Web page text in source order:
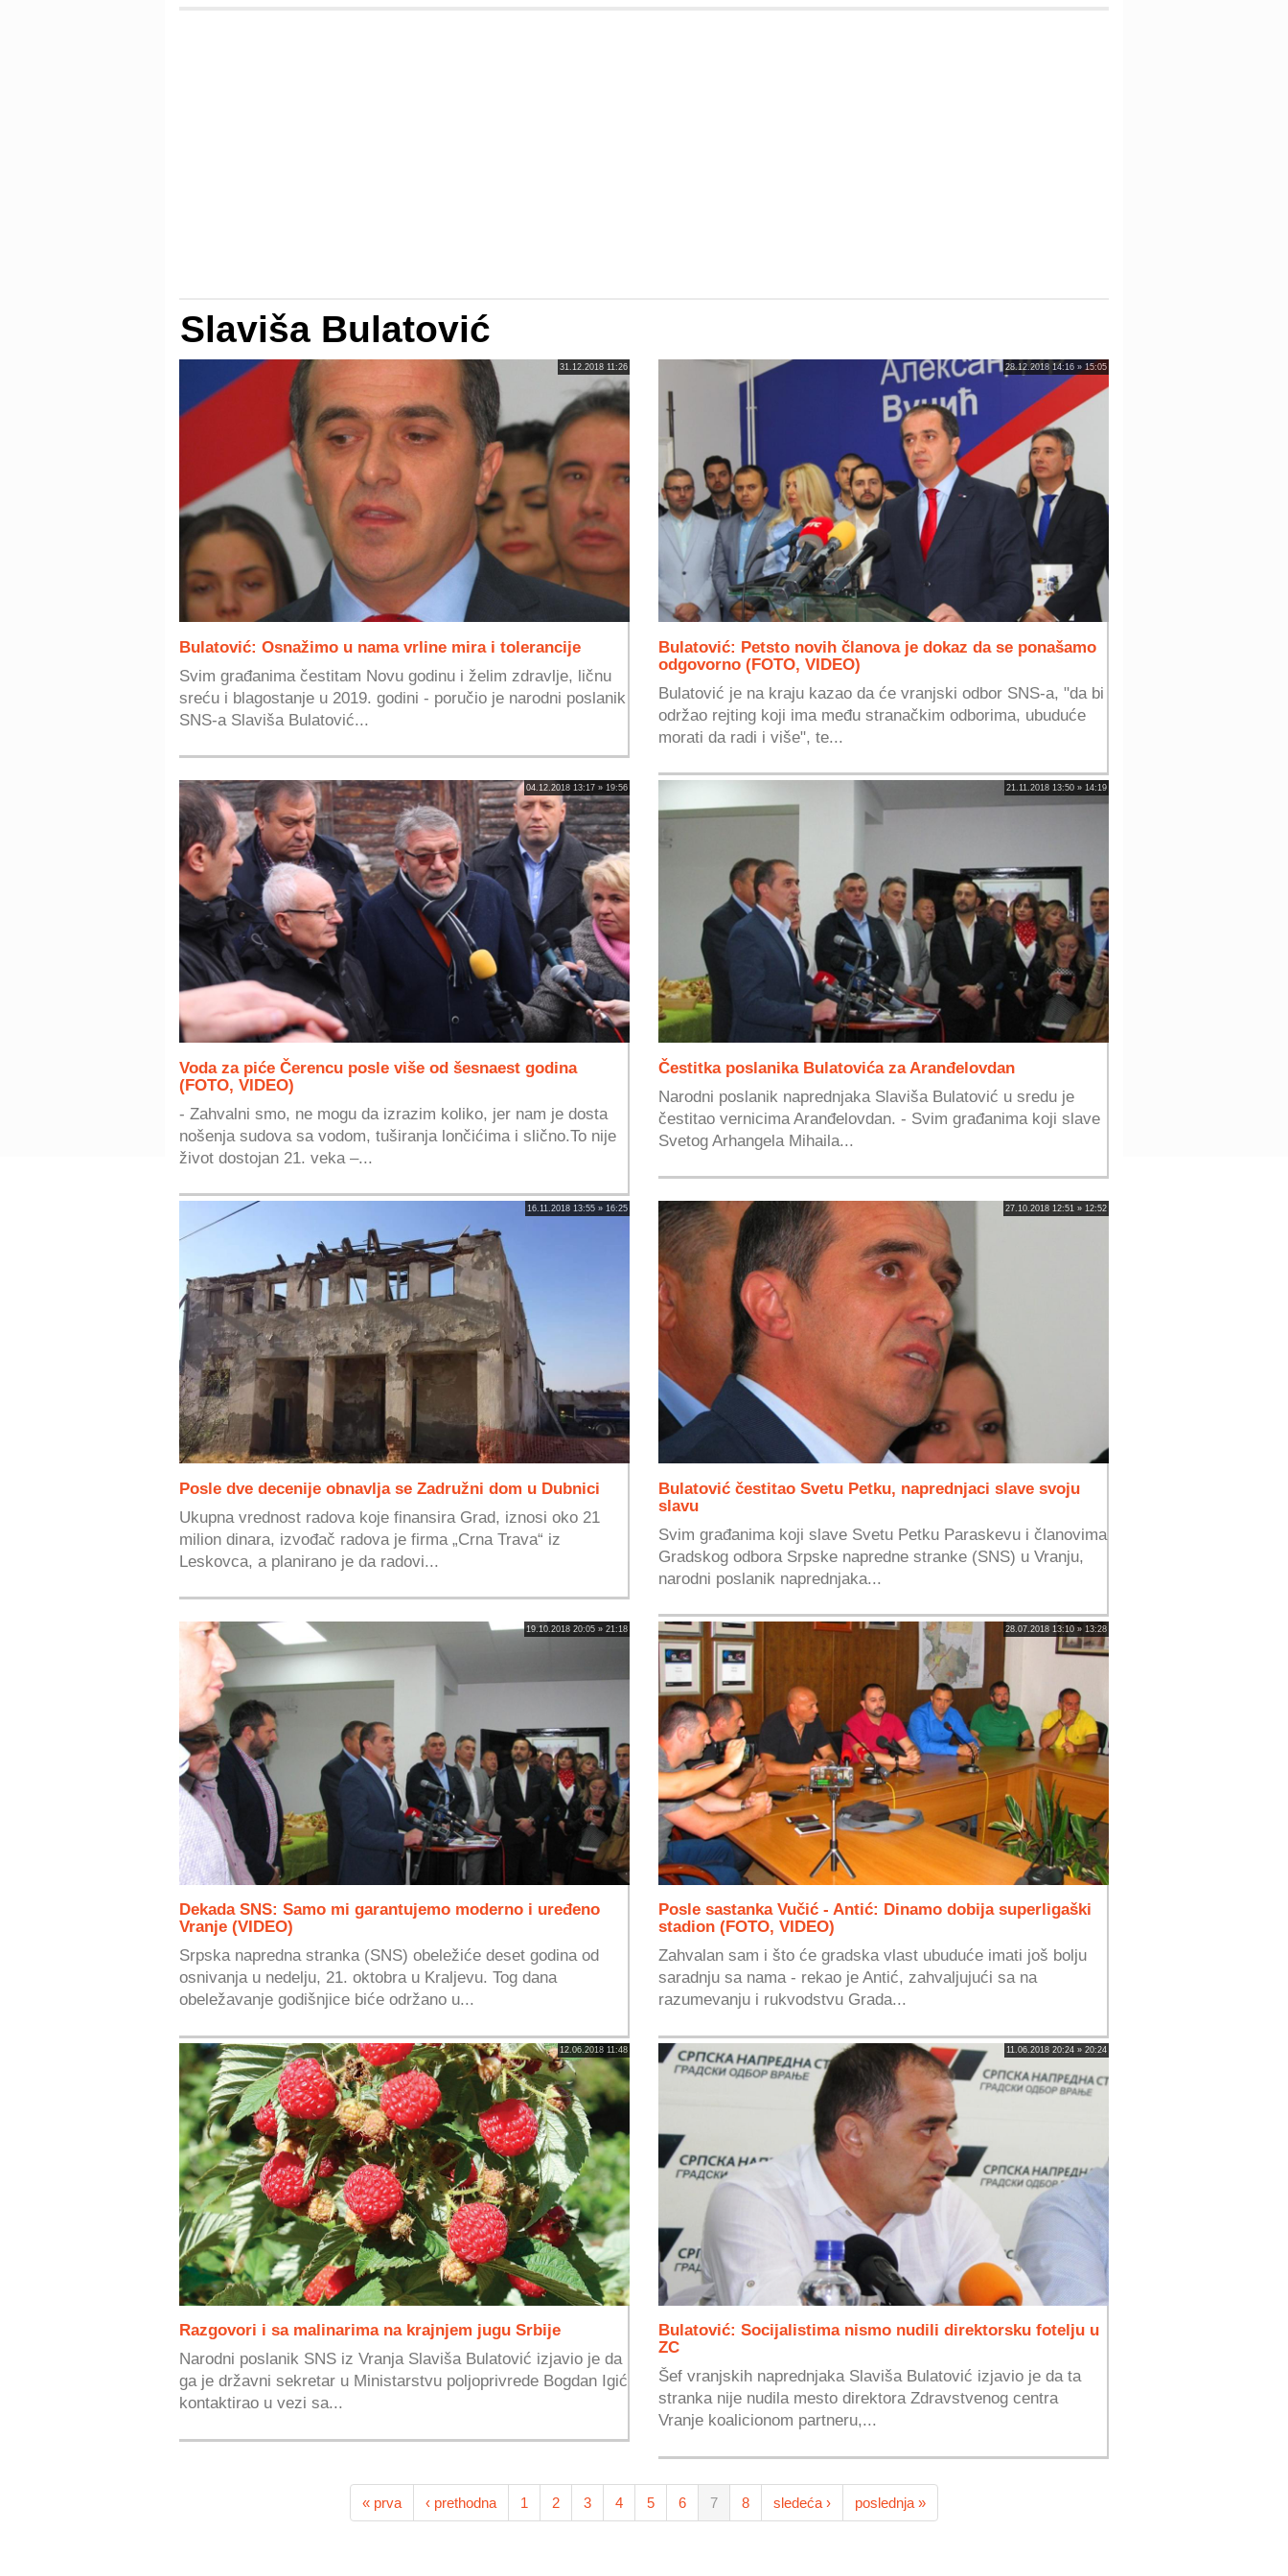
Slaviša Bulatović
31.12.2018 11:26
Bulatović: Osnažimo u nama vrline mira i tolerancije
Svim građanima čestitam Novu godinu i želim zdravlje, ličnu
sreću i blagostanje u 2019. godini - poručio je narodni poslanik
SNS-a Slaviša Bulatović...
28.12.2018 14:16 » 15:05
Bulatović: Petsto novih članova je dokaz da se ponašamo
odgovorno (FOTO, VIDEO)
Bulatović je na kraju kazao da će vranjski odbor SNS-a, "da bi
održao rejting koji ima među stranačkim odborima, ubuduće
morati da radi i više", te...
04.12.2018 13:17 » 19:56
Voda za piće Čerencu posle više od šesnaest godina
(FOTO, VIDEO)
- Zahvalni smo, ne mogu da izrazim koliko, jer nam je dosta
nošenja sudova sa vodom, tuširanja lončićima i slično.To nije
život dostojan 21. veka –...
21.11.2018 13:50 » 14:19
Čestitka poslanika Bulatovića za Aranđelovdan
Narodni poslanik naprednjaka Slaviša Bulatović u sredu je
čestitao vernicima Aranđelovdan. - Svim građanima koji slave
Svetog Arhangela Mihaila...
16.11.2018 13:55 » 16:25
Posle dve decenije obnavlja se Zadružni dom u Dubnici
Ukupna vrednost radova koje finansira Grad, iznosi oko 21
milion dinara, izvođač radova je firma „Crna Trava“ iz
Leskovca, a planirano je da radovi...
27.10.2018 12:51 » 12:52
Bulatović čestitao Svetu Petku, naprednjaci slave svoju
slavu
Svim građanima koji slave Svetu Petku Paraskevu i članovima
Gradskog odbora Srpske napredne stranke (SNS) u Vranju,
narodni poslanik naprednjaka...
19.10.2018 20:05 » 21:18
Dekada SNS: Samo mi garantujemo moderno i uređeno
Vranje (VIDEO)
Srpska napredna stranka (SNS) obeležiće deset godina od
osnivanja u nedelju, 21. oktobra u Kraljevu. Tog dana
obeležavanje godišnjice biće održano u...
28.07.2018 13:10 » 13:28
Posle sastanka Vučić - Antić: Dinamo dobija superligaški
stadion (FOTO, VIDEO)
Zahvalan sam i što će gradska vlast ubuduće imati još bolju
saradnju sa nama - rekao je Antić, zahvaljujući sa na
razumevanju i rukvodstvu Grada...
12.06.2018 11:48
Razgovori i sa malinarima na krajnjem jugu Srbije
Narodni poslanik SNS iz Vranja Slaviša Bulatović izjavio je da
ga je državni sekretar u Ministarstvu poljoprivrede Bogdan Igić
kontaktirao u vezi sa...
11.06.2018 20:24 » 20:24
Bulatović: Socijalistima nismo nudili direktorsku fotelju u
ZC
Šef vranjskih naprednjaka Slaviša Bulatović izjavio je da ta
stranka nije nudila mesto direktora Zdravstvenog centra
Vranje koalicionom partneru,...
« prva ‹ prethodna 1 2 3 4 5 6 7 8 sledeća › poslednja »